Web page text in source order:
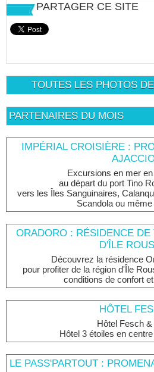
PARTAGER CE SITE
TOUTES LES PHOTOS
PARTENAIRES DU MOIS
IMPÉRIAL CROISIÈRE :
Excursions en mer
au départ du port Tino
vers les Îles Sanguinaires,
Scandola ou
ORADORO : RÉSIDENCE
D'ÎLE
Découvrez la résidence
pour profiter de la région d'Île
conditions de confort
HÔTEL
Hôtel Fesch &
Hôtel 3 étoiles en
LE PASS'PARTOUT :